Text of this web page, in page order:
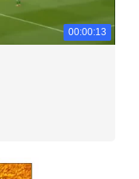
00:00:13